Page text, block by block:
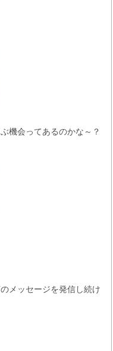
機会ってあるのかな～？
メッセージを発信し続け